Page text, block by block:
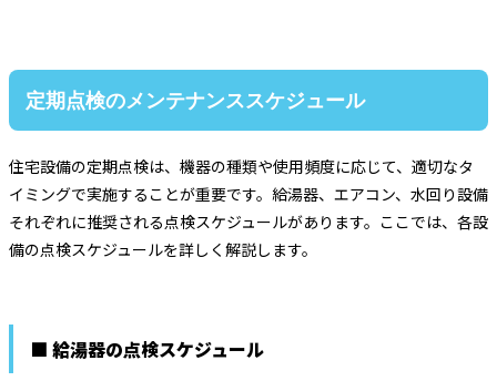
定期点検のメンテナンススケジュール
住宅設備の定期点検は、機器の種類や使用頻度に応じて、適切なタ
イミングで実施することが重要です。給湯器、エアコン、水回り設備
それぞれに推奨される点検スケジュールがあります。ここでは、各設
備の点検スケジュールを詳しく解説します。
■ 給湯器の点検スケジュール